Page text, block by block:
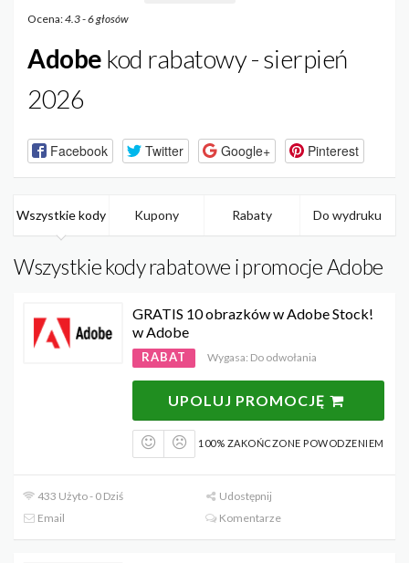
Ocena:4.3-6głosów
Adobe kod rabatowy - sierpień
2026
Facebook Twitter Google+ Pinterest
Wszystkie kody Kupony Rabaty Do wydruku
Wszystkie kody rabatowe i promocje Adobe
GRATIS 10 obrazków w Adobe Stock!
w Adobe
RABAT Wygasa: Do odwołania
UPOLUJ PROMOCJĘ
100% ZAKOŃCZONE POWODZENIEM
433 Użyto - 0 Dziś
Udostępnij
Email
Komentarze